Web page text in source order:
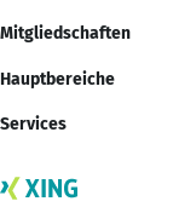
Mitgliedschaften
Hauptbereiche
Services